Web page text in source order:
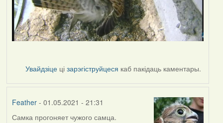
Увайдзіце цізарэгіструйцеся каб пакідаць каментары.
Feather- 01.05.2021 - 21:31
Самка прогоняет чужого самца.